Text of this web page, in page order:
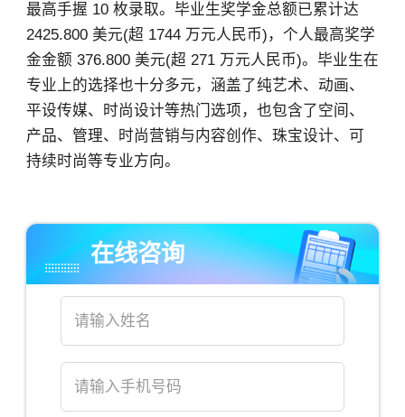
最高手握 10 枚录取。毕业生奖学金总额已累计达
2425.800 美元(超 1744 万元人民币)，个人最高奖学
金金额 376.800 美元(超 271 万元人民币)。毕业生在
专业上的选择也十分多元，涵盖了纯艺术、动画、
平设传媒、时尚设计等热门选项，也包含了空间、
产品、管理、时尚营销与内容创作、珠宝设计、可
持续时尚等专业方向。
在线咨询